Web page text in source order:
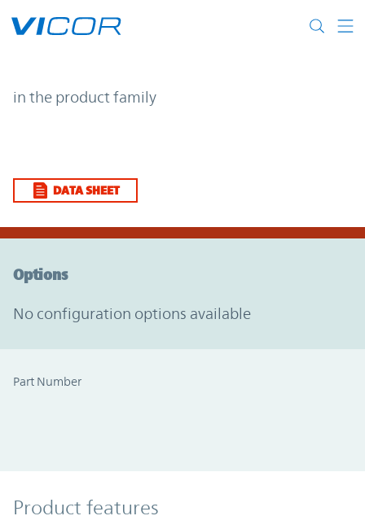
| | Vicor
in the product family
DATA SHEET
Options
No configuration options available
Part Number
Product Features
Product features